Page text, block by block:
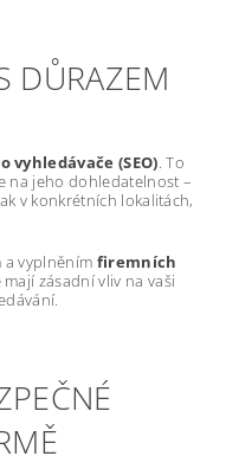
DŮRAZEM
(SEO). To
na jeho dohledatelnost –
v konkrétních lokalitách,
a vyplněním firemních
mají zásadní vliv na vaši